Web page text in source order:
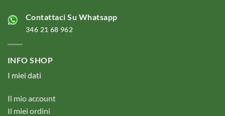
Contattaci Su Whatsapp
346 21 68 962
INFO SHOP
I miei dati
Il mio account
Il miei ordini